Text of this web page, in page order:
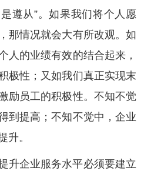
遵从”。如果我们将个人愿
那情况就会大有所改观。如
人的业绩有效的结合起来，
极性；又如我们真正实现末
励员工的积极性。不知不觉
到提高；不知不觉中，企业
升。
升企业服务水平必须要建立